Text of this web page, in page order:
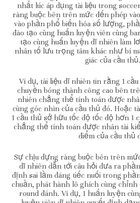
nhất lúc áp dụng tài liệu trong
ràng buộc bên trên mức đến phép
vào phần phổ biến hóa số lượng,
đào tạo cùng huấn luyện viên cùng
tạo cùng huấn luyện dĩ nhiên làm
nhân tố lưu trọng tâm khác như bí
giác của cầu thủ.
Ví dụ, tài liệu dĩ nhiên tin rằng 1
chuyền bóng thành công cao bên
nhiên chẳng thể tính toán được
cùng góc nhìn của cầu thủ đó. Hoặc
1 cầu thủ sở hữu tốc độ tốc độ hơn 1
chẳng thể tính toán được nhân tài
điểm của cầu thủ
Sự chịu đựng ràng buộc bên trên
dĩ nhiên dẫn tới câu hỏi đưa ra
định sai lầm đáng tiếc nuối trong
chuần, phát hành lô ghích cùng
round đánh. Ví dụ, 1 huấn luyện